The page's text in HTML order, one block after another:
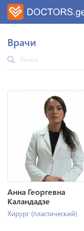
Врачи
Анна Георгевна
Каландадзе
Хирург (пластический)